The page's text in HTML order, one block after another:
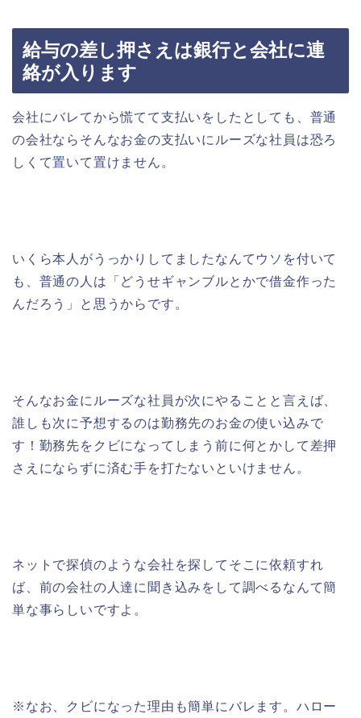
給与の差し押さえは銀行と会社に連
絡が入ります
会社にバレてから慌てて支払いをしたとしても、普通
の会社ならそんなお金の支払いにルーズな社員は恐ろ
しくて置いて置けません。
いくら本人がうっかりしてましたなんてウソを付いて
も、普通の人は「どうせギャンブルとかで借金作った
んだろう」と思うからです。
そんなお金にルーズな社員が次にやることと言えば、
誰しも次に予想するのは勤務先のお金の使い込みで
す！勤務先をクビになってしまう前に何とかして差押
さえにならずに済む手を打たないといけません。
ネットで探偵のような会社を探してそこに依頼すれ
ば、前の会社の人達に聞き込みをして調べるなんて簡
単な事らしいですよ。
※なお、クビになった理由も簡単にバレます。ハロー